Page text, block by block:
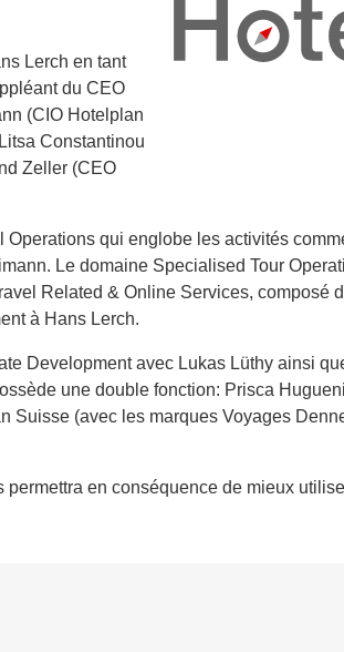
Lerch en tant
du CEO
(CIO Hotelplan
Constantinou
Zeller (CEO
qui englobe les activités
Le domaine Specialised Tour
Related & Online Services, composé
à Hans Lerch.
Development avec Lukas Lüthy ainsi
une double fonction: Prisca
(avec les marques Voyages
en conséquence de mieux